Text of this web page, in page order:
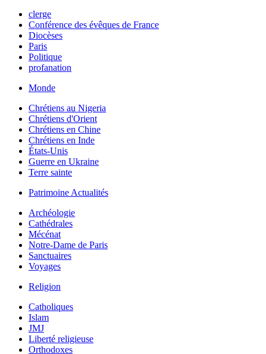
clerge
Conférence des évêques de France
Diocèses
Paris
Politique
profanation
Monde
Chrétiens au Nigeria
Chrétiens d'Orient
Chrétiens en Chine
Chrétiens en Inde
États-Unis
Guerre en Ukraine
Terre sainte
Patrimoine Actualités
Archéologie
Cathédrales
Mécénat
Notre-Dame de Paris
Sanctuaires
Voyages
Religion
Catholiques
Islam
JMJ
Liberté religieuse
Orthodoxes